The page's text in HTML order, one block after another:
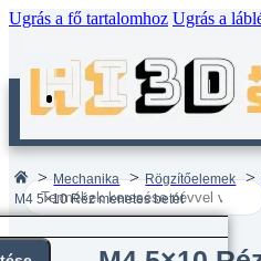
Ugrás a fő tartalomhoz Ugrás a
Search
...
Mechanika Rögzítőelemek
M4 5×10 Réz menetes betét